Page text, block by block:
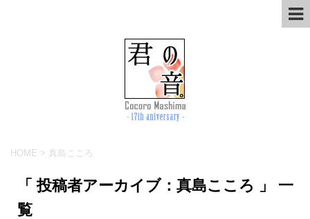
HOME > 真島こころ
「 投稿者アーカイブ：真島こころ 」 一
覧